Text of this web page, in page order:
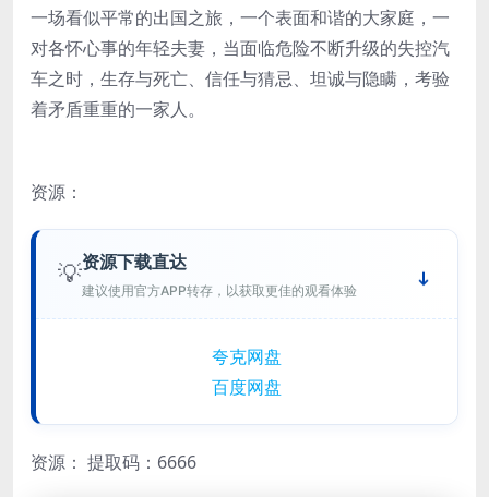
一场看似平常的出国之旅，一个表面和谐的大家庭，一
对各怀心事的年轻夫妻，当面临危险不断升级的失控汽
车之时，生存与死亡、信任与猜忌、坦诚与隐瞒，考验
着矛盾重重的一家人。
资源：
💡资源下载直达
建议使用官方APP转存，以获取更佳的观看体验
夸克网盘
百度网盘
资源： 提取码：6666